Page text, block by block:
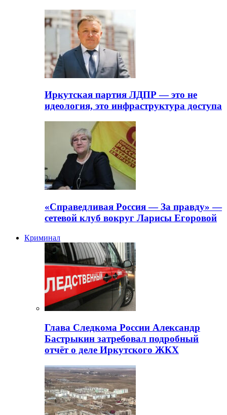
Иркутская партия ЛДПР — это не
идеология, это инфраструктура доступа
«Справедливая Россия — За правду» —
сетевой клуб вокруг Ларисы Егоровой
Криминал
Глава Следкома России Александр
Бастрыкин затребовал подробный
отчёт о деле Иркутского ЖКХ